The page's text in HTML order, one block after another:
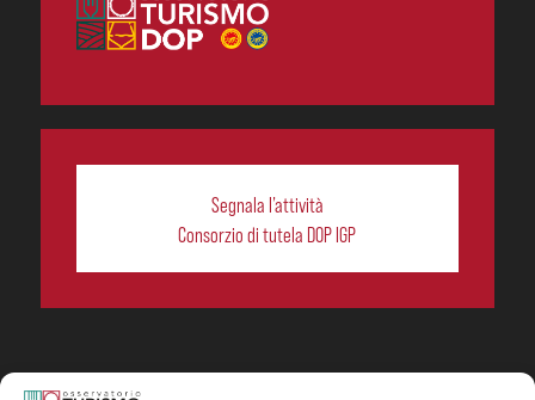
Segnala l’attività
Consorzio di tutela DOP IGP